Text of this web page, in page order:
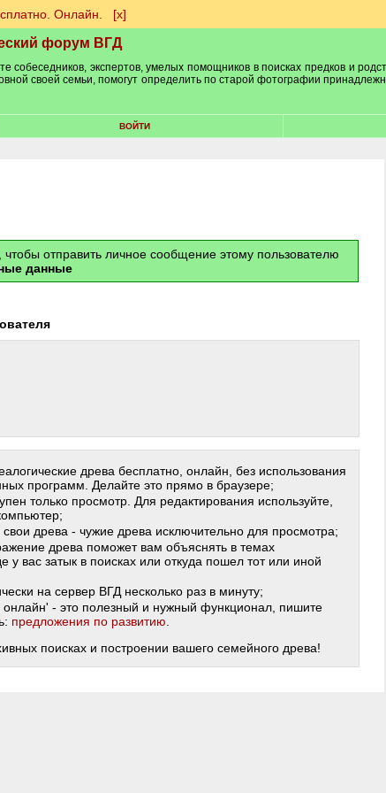
Онлайн. [х]
форум ВГД
экспертов, умелых помощников в поисках предков и
своей семьи, помогут определить по старой фотографии
ВОЙТИ
, чтобы отправить личное сообщение этому пользователю
данные
древа бесплатно, онлайн, без использования
программ. Делайте это прямо в браузере;
только просмотр. Для редактирования используйте,
свои древа - чужие древа исключительно для просмотра;
древа поможет вам объяснять в темах
у вас затык в поисках или откуда пошел тот или иной
на сервер ВГД несколько раз в минуту;
онлайн' - это полезный и нужный функционал, пишите
предложения по развитию
поисках и построении вашего семейного древа!